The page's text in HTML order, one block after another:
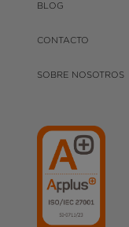
BLOG
CONTACTO
SOBRE NOSOTROS